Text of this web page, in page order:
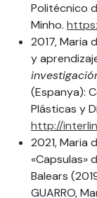
Politécnico
Minho.
2017, Maria
y
(Espanya):
Plásticas y
http://
2021, Maria
«Capsulas»
Balears
GUARRO,